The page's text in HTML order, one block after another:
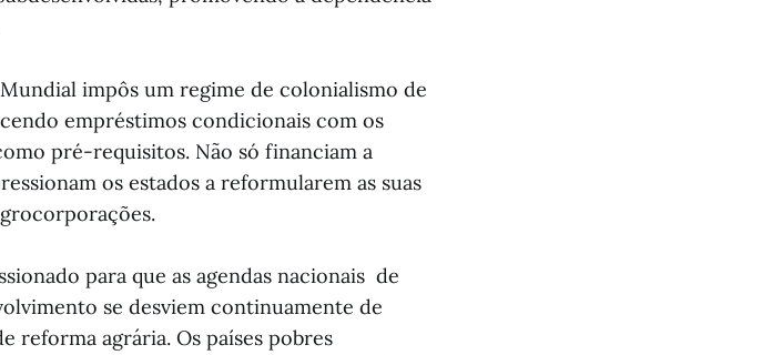
impôs um regime de colonialismo de
empréstimos condicionais com os
pré-requisitos. Não só financiam a
os estados a reformularem as suas
para que as agendas nacionais de
se desviem continuamente de
reforma agrária. Os países pobres